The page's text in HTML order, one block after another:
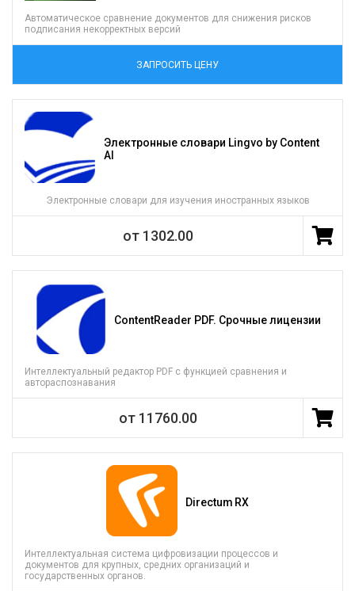
Автоматическое сравнение документов для снижения рисков
подписания некорректных версий
ЗАПРОСИТЬ ЦЕНУ
Электронные словари Lingvo by Content
AI
Электронные словари для изучения иностранных языков
от 1302.00
ContentReader PDF. Срочные лицензии
Интеллектуальный редактор PDF c функцией сравнения и
автораспознавания
от 11760.00
Directum RX
Интеллектуальная система цифровизации процессов и
документов для крупных, средних организаций и
государственных органов.